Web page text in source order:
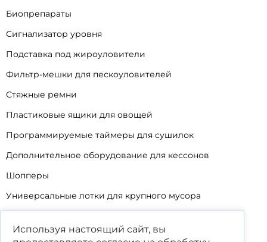
Биопрепараты
Сигнализатор уровня
Подставка под жироуловители
Фильтр-мешки для пескоуловителей
Стяжные ремни
Пластиковые ящики для овощей
Программируемые таймеры для сушилок
Дополнительное оборудование для кессонов
Шопперы
Универсальные лотки для крупного мусора
Уцененные товары
Используя настоящий сайт, вы